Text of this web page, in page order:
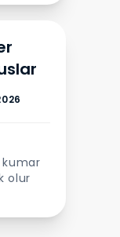
olur